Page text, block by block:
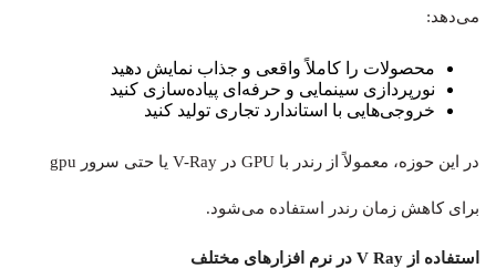
می‌دهد:
محصولات را کاملاً واقعی و جذاب نمایش دهید
نورپردازی سینمایی و حرفه‌ای پیاده‌سازی کنید
خروجی‌هایی با استاندارد تجاری تولید کنید
در این حوزه، معمولاً از رندر با GPU در V-Ray یا حتی سرور gpu
برای کاهش زمان رندر استفاده می‌شود.
استفاده از V Ray در نرم‌ افزارهای مختلف